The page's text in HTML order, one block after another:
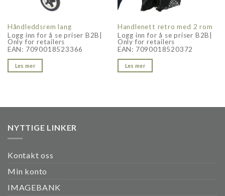
Håndleddsrem lang
Logg inn for å se priser B2B|
Only for retailers
EAN: 7090018523366
Les mer
Handlenett retro med 2 rom
Logg inn for å se priser B2B|
Only for retailers
EAN: 7090018520372
Les mer
NYTTIGE LINKER
Kontakt oss
Min konto
IMAGEBANK